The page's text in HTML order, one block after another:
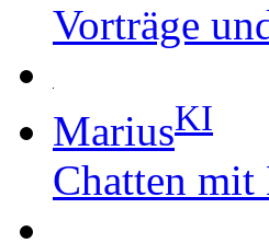
Vorträge
MariusKI
Chatten mit